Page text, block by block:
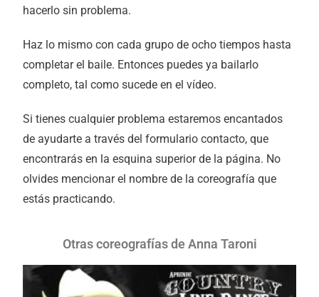
hacerlo sin problema.
Haz lo mismo con cada grupo de ocho tiempos hasta
completar el baile. Entonces puedes ya bailarlo
completo, tal como sucede en el vídeo.
Si tienes cualquier problema estaremos encantados
de ayudarte a través del formulario contacto, que
encontrarás en la esquina superior de la página. No
olvides mencionar el nombre de la coreografía que
estás practicando.
Otras coreografías de Anna Taroni